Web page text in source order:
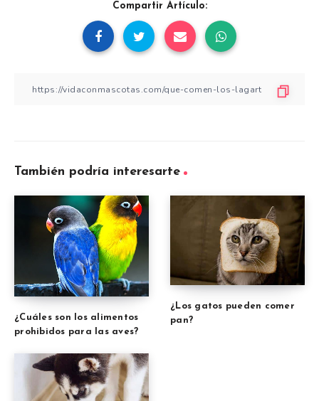
Compartir Artículo:
También podría interesarte
¿Cuáles son los alimentos
prohibidos para las aves?
¿Los gatos pueden comer
pan?